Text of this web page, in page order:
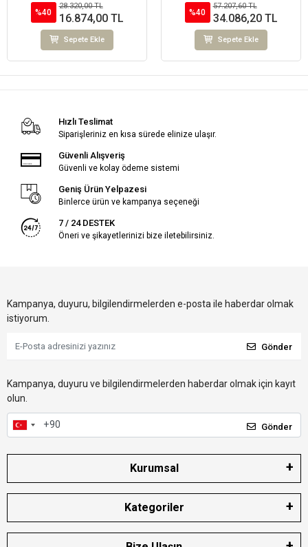
%40
28.320,00 TL
16.874,00 TL
Sepete Ekle
%40
57.207,60 TL
34.086,20 TL
Sepete Ekle
Hızlı Teslimat
Siparişleriniz en kısa sürede elinize ulaşır.
Güvenli Alışveriş
Güvenli ve kolay ödeme sistemi
Geniş Ürün Yelpazesi
Binlerce ürün ve kampanya seçeneği
7 / 24 DESTEK
Öneri ve şikayetlerinizi bize iletebilirsiniz.
Kampanya, duyuru, bilgilendirmelerden e-posta ile haberdar olmak
istiyorum.
Gönder
Kampanya, duyuru ve bilgilendirmelerden haberdar olmak için kayıt
olun.
Gönder
Kurumsal
Kategoriler